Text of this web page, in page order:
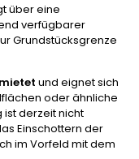
über eine
verfügbarer
Grundstücksgrenze
und eignet sich
oder ähnliche
ist derzeit nicht
Einschottern der
im Vorfeld mit dem